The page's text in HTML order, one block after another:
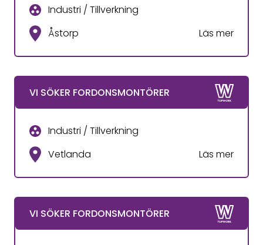
Industri / Tillverkning
Åstorp
Läs mer
VI SÖKER FORDONSMONTÖRER
Industri / Tillverkning
Vetlanda
Läs mer
VI SÖKER FORDONSMONTÖRER